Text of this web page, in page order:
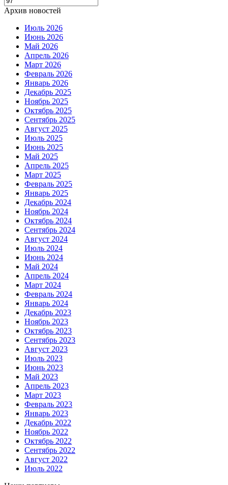
Архив новостей
Июль 2026
Июнь 2026
Май 2026
Апрель 2026
Март 2026
Февраль 2026
Январь 2026
Декабрь 2025
Ноябрь 2025
Октябрь 2025
Сентябрь 2025
Август 2025
Июль 2025
Июнь 2025
Май 2025
Апрель 2025
Март 2025
Февраль 2025
Январь 2025
Декабрь 2024
Ноябрь 2024
Октябрь 2024
Сентябрь 2024
Август 2024
Июль 2024
Июнь 2024
Май 2024
Апрель 2024
Март 2024
Февраль 2024
Январь 2024
Декабрь 2023
Ноябрь 2023
Октябрь 2023
Сентябрь 2023
Август 2023
Июль 2023
Июнь 2023
Май 2023
Апрель 2023
Март 2023
Февраль 2023
Январь 2023
Декабрь 2022
Ноябрь 2022
Октябрь 2022
Сентябрь 2022
Август 2022
Июль 2022